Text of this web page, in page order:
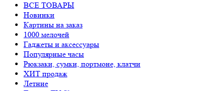
ВСЕ ТОВАРЫ
Новинки
Картины на заказ
1000 мелочей
Гаджеты и аксессуары
Популярные часы
Рюкзаки, сумки, портмоне, клатчи
ХИТ продаж
Летние